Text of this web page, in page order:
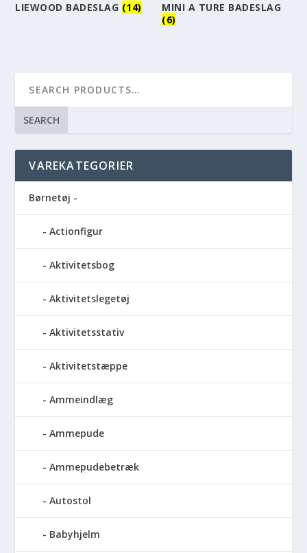
LIEWOOD BADESLAG (14)
MINI A TURE BADESLAG
(6)
SEARCH
VAREKATEGORIER
Børnetøj -
Actionfigur
Aktivitetsbog
Aktivitetslegetøj
Aktivitetsstativ
Aktivitetstæppe
Ammeindlæg
Ammepude
Ammepudebetræk
Autostol
Babyhjelm